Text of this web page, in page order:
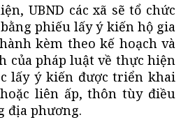
UBND các xã sẽ tổ chức
phiếu lấy ý kiến hộ gia
kèm theo kế hoạch và
của pháp luật về thực hiện
lấy ý kiến được triển khai
liên ấp, thôn tùy điều
địa phương.